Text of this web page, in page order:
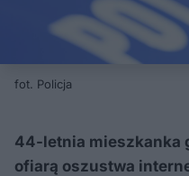
fot. Policja
44-letnia mieszkanka
ofiarą oszustwa